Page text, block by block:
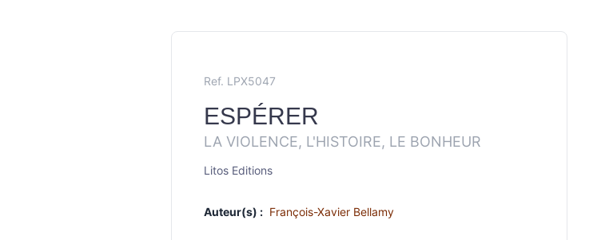
Ref. LPX5047
ESPÉRER
LA VIOLENCE, L'HISTOIRE, LE BONHEUR
Litos Editions
Auteur(s) : François-Xavier Bellamy